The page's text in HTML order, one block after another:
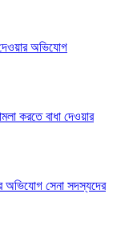
দেওয়ার অভিযোগ
করতে বাধা দেওয়ার
অভিযোগ সেনা সদস্যদের